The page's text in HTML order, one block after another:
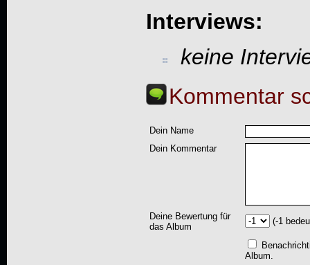
Interviews:
keine
Kommentar
Dein Name
Dein Kommentar
Deine Bewertung für
das Album
(-1
Album.